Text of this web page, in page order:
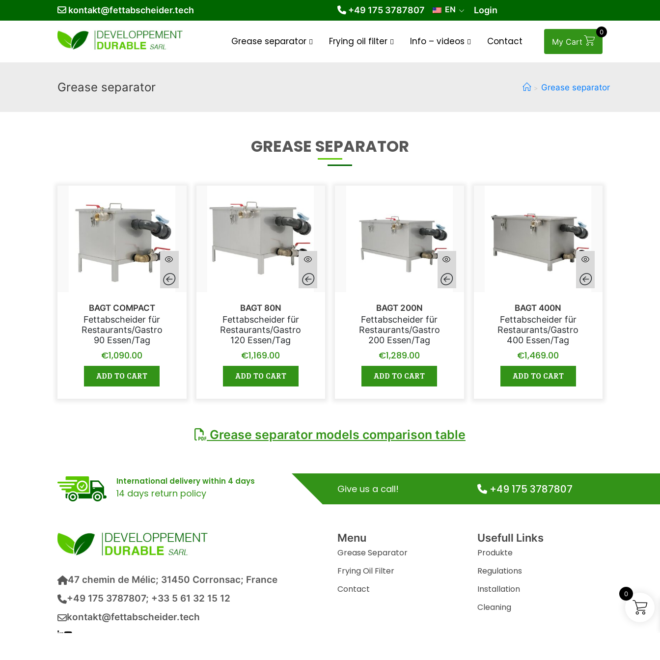
kontakt@fettabscheider.tech +49 175 3787807 EN Login
Grease separator Frying oil filter Info – videos Contact My Cart
0
Grease separator > Grease separator
GREASE SEPARATOR
BAGT COMPACT
Fettabscheider für
Restaurants/Gastro
90 Essen/Tag
€1,090.00
ADD TO CART
BAGT 80N
Fettabscheider für
Restaurants/Gastro
120 Essen/Tag
€1,169.00
ADD TO CART
BAGT 200N
Fettabscheider für
Restaurants/Gastro
200 Essen/Tag
€1,289.00
ADD TO CART
BAGT 400N
Fettabscheider für
Restaurants/Gastro
400 Essen/Tag
€1,469.00
ADD TO CART
Grease separator models comparison table
International delivery within 4 days
14 days return policy Give us a call! +49 175 3787807
47 chemin de Mélic; 31450 Corronsac; France
+49 175 3787807; +33 5 61 32 15 12
kontakt@fettabscheider.tech
Menu
Grease Separator
Frying Oil Filter
Contact
Usefull Links
Produkte
Regulations
Installation
Cleaning
0